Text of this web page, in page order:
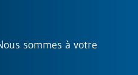
sommes à votre